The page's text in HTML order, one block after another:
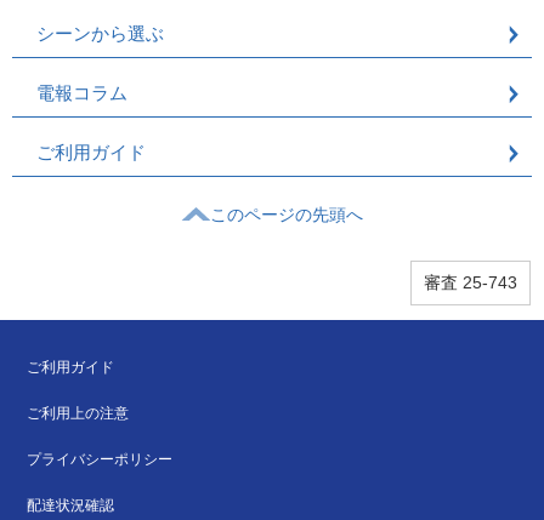
シーンから選ぶ
電報コラム
ご利用ガイド
このページの先頭へ
審査 25-743
ご利用ガイド
ご利用上の注意
プライバシーポリシー
配達状況確認